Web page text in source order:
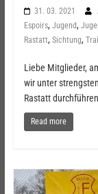
31. 03. 2021
Espoirs, Jugend,
Rastatt, Sichtung,
Liebe Mitglieder,
wir unter
Rastatt
Read more